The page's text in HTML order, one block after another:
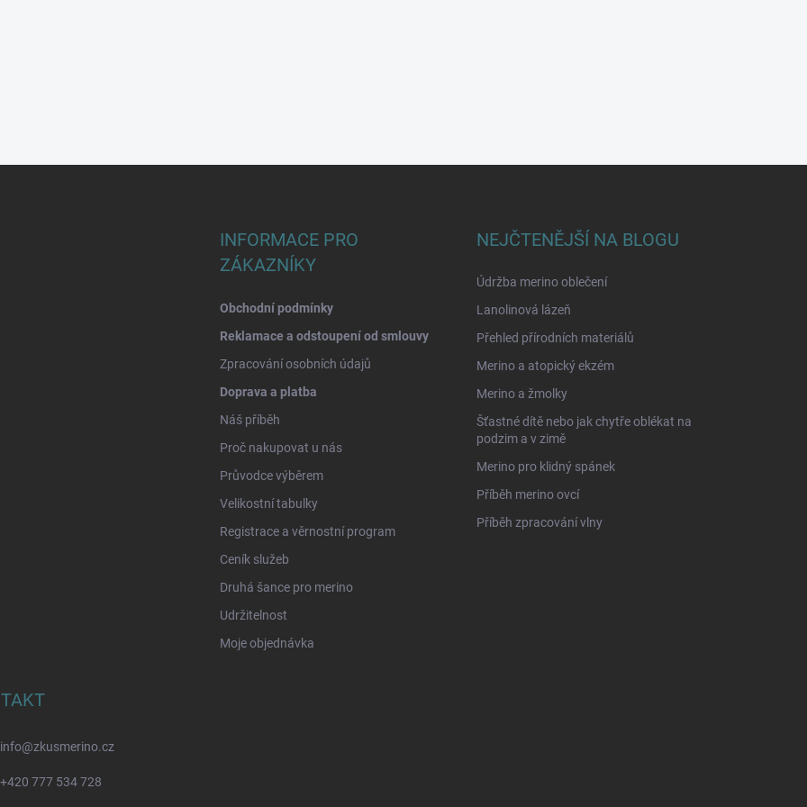
INFORMACE PRO
ZÁKAZNÍKY
Obchodní podmínky
Reklamace a odstoupení od smlouvy
Zpracování osobních údajů
Doprava a platba
Náš příběh
Proč nakupovat u nás
Průvodce výběrem
Velikostní tabulky
Registrace a věrnostní program
Ceník služeb
Druhá šance pro merino
Udržitelnost
Moje objednávka
NEJČTENĚJŠÍ NA BLOGU
Údržba merino oblečení
Lanolinová lázeň
Přehled přírodních materiálů
Merino a atopický ekzém
Merino a žmolky
Šťastné dítě nebo jak chytře oblékat na
podzim a v zimě
Merino pro klidný spánek
Příběh merino ovcí
Příběh zpracování vlny
info@zkusmerino.cz
+420 777 534 728